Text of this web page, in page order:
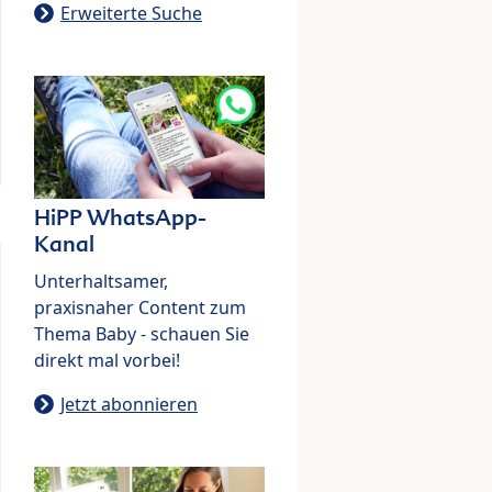
Erweiterte Suche
HiPP WhatsApp-
Kanal
Unterhaltsamer,
praxisnaher Content zum
Thema Baby - schauen Sie
direkt mal vorbei!
Jetzt abonnieren